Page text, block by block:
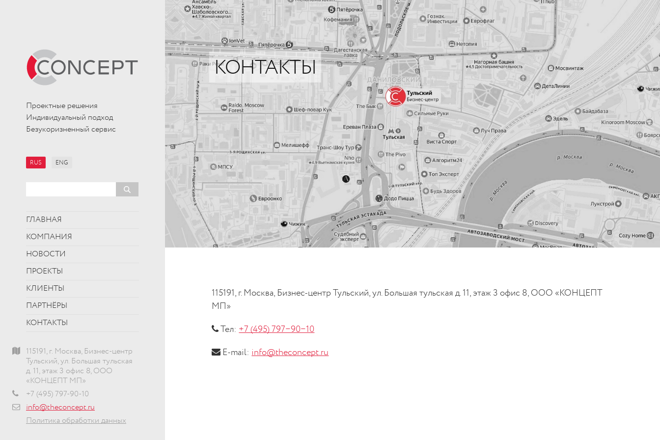
Проектные решения
Индивидуальный подход
Безукоризненный сервис
RUS ENG
ГЛАВНАЯ
КОМПАНИЯ
НОВОСТИ
ПРОЕКТЫ
КЛИЕНТЫ
ПАРТНЁРЫ
КОНТАКТЫ
115191, г. Москва, Бизнес-центр
Тульский, ул. Большая тульская
д. 11, этаж 3 офис 8, ООО
«КОНЦЕПТ МП»
+7 (495) 797-90-10
info@theconcept.ru
Политика обработки данных
КОНТАКТЫ
115191, г. Москва, Бизнес-центр Тульский, ул. Большая тульская д. 11, этаж 3 офис 8, ООО «КОНЦЕПТ
МП»
Тел: +7 (495) 797−90−10
E-mail: info@theconcept.ru